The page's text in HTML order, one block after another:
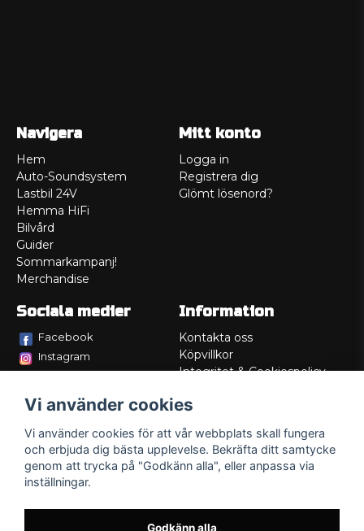
Navigera
Hem
Auto-Soundsystem
Lastbil 24V
Hemma HiFi
Bilvård
Guider
Sommarkampanj!
Merchandise
Mitt konto
Logga in
Registrera dig
Glömt lösenord?
Sociala medier
Facebook
Instagram
Information
Kontakta oss
Köpvillkor
Integritet & Cookiespolicy
Service/Garanti
Lådritning
Om oss
Vi använder cookies
Vi använder cookies för att vår webbplats skall fungera
och erbjuda dig bästa upplevelse. Bekräfta ditt samtycke
genom att trycka på "Godkänn alla", eller anpassa via
inställningar.
Godkänn alla